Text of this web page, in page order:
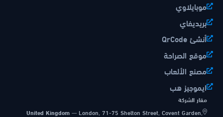
موبايلاوي
بريديفاي
أنشئ QrCode
موقع الصراحة
مصنع الألعاب
ايموجيز هب
مقار الشركة
United Kingdom — London, 71-75 Shelton Street, Covent Garden,